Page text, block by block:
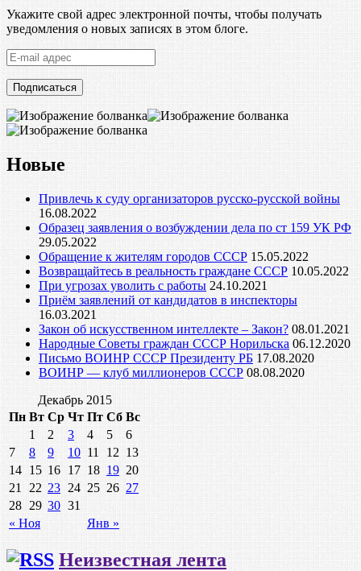
Укажите свой адрес электронной почты, чтобы получать
уведомления о новых записях в этом блоге.
E-
mail
адрес
Новые
Привлечь к суду организаторов русско-русской войны
16.08.2022
Образец заявления о возбуждении дела по ст 159 УК РФ
29.05.2022
Обращение к жителям городов СССР 15.05.2022
Возвращайтесь в реальность граждане СССР 10.05.2022
При угрозах уволить с работы 24.10.2021
Приём заявлений от кандидатов в инспекторы
16.03.2021
Закон об искусственном интеллекте – Закон? 08.01.2021
Народные Советы граждан СССР Норильска 06.12.2020
Письмо ВОИНР СССР Президенту РБ 17.08.2020
ВОИНР — клуб миллионеров СССР 08.08.2020
Декабрь 2015
Пн Вт Ср Чт Пт Сб Вс
« Ноя Янв »
1 2 3 4 5
6
7
8 9 10 11 12 13
14 15 16 17 18 19 20
21
22 23 24 25 26 27
28 29 30 31
Неизвестная лента